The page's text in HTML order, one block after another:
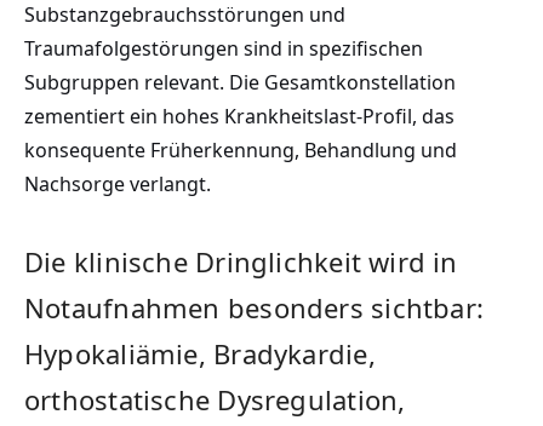
Substanzgebrauchsstörungen und
Traumafolgestörungen sind in spezifischen
Subgruppen relevant. Die Gesamtkonstellation
zementiert ein hohes Krankheitslast-Profil, das
konsequente Früherkennung, Behandlung und
Nachsorge verlangt.
Die klinische Dringlichkeit wird in
Notaufnahmen besonders sichtbar:
Hypokaliämie, Bradykardie,
orthostatische Dysregulation,